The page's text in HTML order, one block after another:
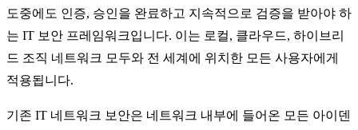
도중에도 인증, 승인을 완료하고 지속적으로 검증을 받아야 하
는 IT 보안 프레임워크입니다. 이는 로컬, 클라우드, 하이브리
드 조직 네트워크 모두와 전 세계에 위치한 모든 사용자에게
적용됩니다.
기존 IT 네트워크 보안은 네트워크 내부에 들어온 모든 아이덴